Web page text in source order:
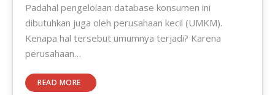
Padahal pengelolaan database konsumen ini
dibutuhkan juga oleh perusahaan kecil (UMKM).
Kenapa hal tersebut umumnya terjadi? Karena
perusahaan…
READ MORE